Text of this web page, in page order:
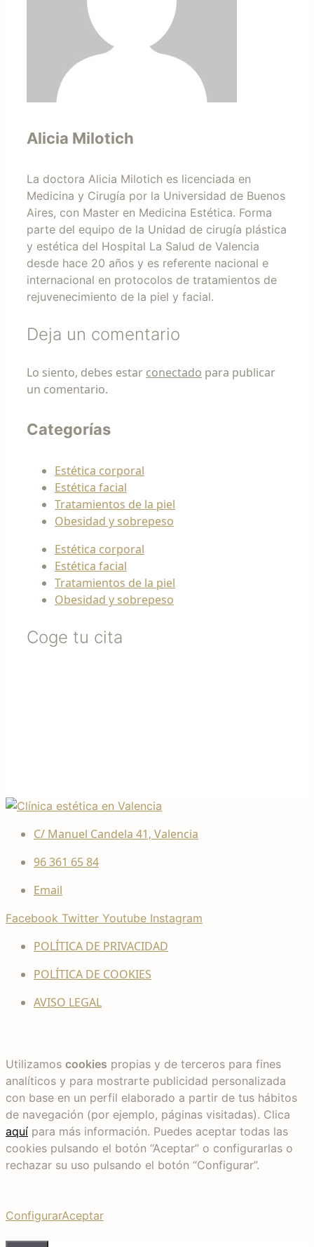
Alicia Milotich
La doctora Alicia Milotich es licenciada en
Medicina y Cirugía por la Universidad de Buenos
Aires, con Master en Medicina Estética. Forma
parte del equipo de la Unidad de cirugía plástica
y estética del Hospital La Salud de Valencia
desde hace 20 años y es referente nacional e
internacional en protocolos de tratamientos de
rejuvenecimiento de la piel y facial.
Deja un comentario
Lo siento, debes estar conectado para publicar
un comentario.
Categorías
Estética corporal
Estética facial
Tratamientos de la piel
Obesidad y sobrepeso
Estética corporal
Estética facial
Tratamientos de la piel
Obesidad y sobrepeso
Coge tu cita
C/ Manuel Candela 41, Valencia
96 361 65 84
Email
Facebook Twitter Youtube Instagram
POLÍTICA DE PRIVACIDAD
POLÍTICA DE COOKIES
AVISO LEGAL
Utilizamos cookies propias y de terceros para fines
analíticos y para mostrarte publicidad personalizada
con base en un perfil elaborado a partir de tus hábitos
de navegación (por ejemplo, páginas visitadas). Clica
aquí para más información. Puedes aceptar todas las
cookies pulsando el botón “Aceptar” o configurarlas o
rechazar su uso pulsando el botón “Configurar”.
ConfigurarAceptar